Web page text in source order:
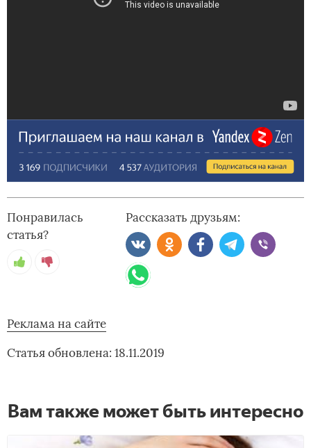
Понравилась
статья?
Рассказать друзьям:
Реклама на сайте
Статья обновлена: 18.11.2019
Вам также может быть интересно